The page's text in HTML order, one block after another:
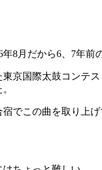
8月だから6、7年前
京国際太鼓コンテ
でこの曲を取り上